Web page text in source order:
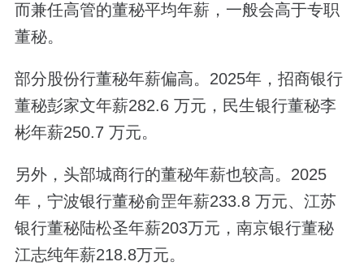
而兼任高管的董秘平均年薪，一般会高于专职
董秘。
部分股份行董秘年薪偏高。2025年，招商银行
董秘彭家文年薪282.6 万元，民生银行董秘李
彬年薪250.7 万元。
另外，头部城商行的董秘年薪也较高。2025
年，宁波银行董秘俞罡年薪233.8 万元、江苏
银行董秘陆松圣年薪203万元，南京银行董秘
江志纯年薪218.8万元。